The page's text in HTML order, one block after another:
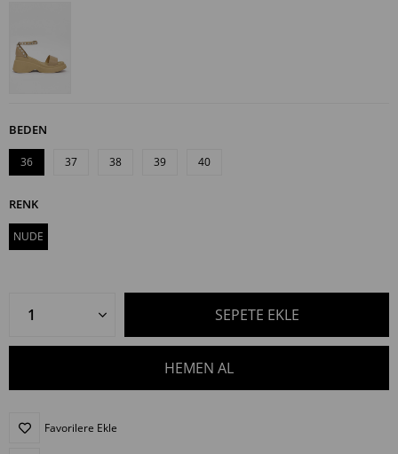
BEDEN
36 37 38 39 40
RENK
NUDE
Favorilere Ekle